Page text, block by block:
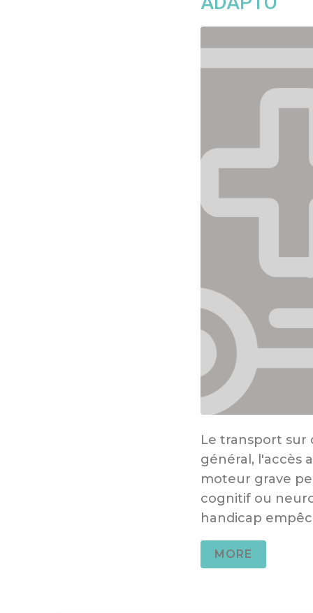
Le transport sur
général, l'accès
moteur grave
cognitif ou
handicap
MORE